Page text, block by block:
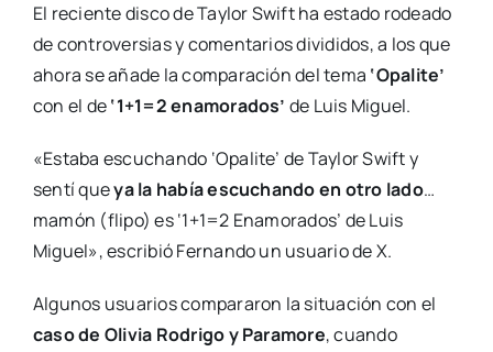
El reciente disco de Taylor Swift ha estado rodeado
de controversias y comentarios divididos, a los que
ahora se añade la comparación del tema ‘Opalite’
con el de‘1+1=2 enamorados’ de Luis Miguel.
«Estaba escuchando ‘Opalite’ de Taylor Swift y
sentí queya la había escuchando en otro lado…
mamón (flipo) es ‘1+1=2 Enamorados’ de Luis
Miguel», escribió Fernando un usuario de X.
Algunos usuarios compararon la situación con el
caso de Olivia Rodrigo y Paramore, cuando